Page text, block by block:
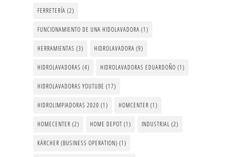
FERRETERÍA (2)
FUNCIONAMIENTO DE UNA HIDOLAVADORA (1)
HERRAMIENTAS (3) HIDROLAVADORA (9)
HIDROLAVADORAS (4) HIDROLAVADORAS EDUARDOÑO (1)
HIDROLAVADORAS YOUTUBE (17)
HIDROLIMPIADORAS 2020 (1) HOMCENTER (1)
HOMECENTER (2) HOME DEPOT (1) INDUSTRIAL (2)
KÄRCHER (BUSINESS OPERATION) (1)